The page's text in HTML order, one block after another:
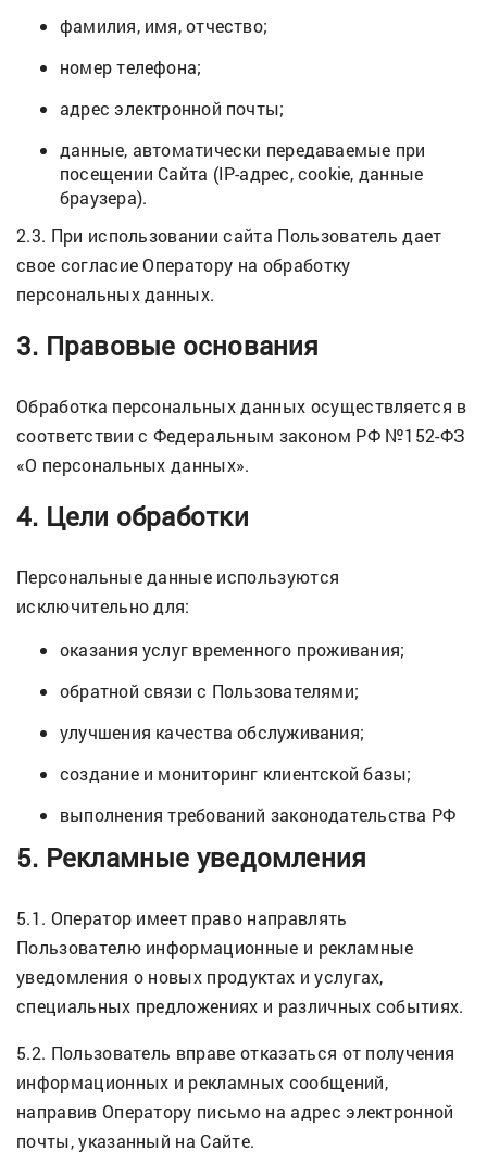
фамилия, имя, отчество;
номер телефона;
адрес электронной почты;
данные, автоматически передаваемые при
посещении Сайта (IP-адрес, cookie, данные
браузера).
2.3. При использовании сайта Пользователь дает
свое согласие Оператору на обработку
персональных данных.
3. Правовые основания
Обработка персональных данных осуществляется в
соответствии с Федеральным законом РФ №152-ФЗ
«О персональных данных».
4. Цели обработки
Персональные данные используются
исключительно для:
оказания услуг временного проживания;
обратной связи с Пользователями;
улучшения качества обслуживания;
создание и мониторинг клиентской базы;
выполнения требований законодательства РФ
5. Рекламные уведомления
5.1. Оператор имеет право направлять
Пользователю информационные и рекламные
уведомления о новых продуктах и услугах,
специальных предложениях и различных событиях.
5.2. Пользователь вправе отказаться от получения
информационных и рекламных сообщений,
направив Оператору письмо на адрес электронной
почты, указанный на Сайте.